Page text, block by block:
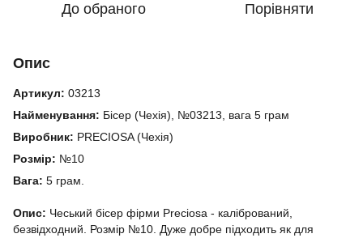
До обраного Порівняти
Опис
Артикул: 03213
Найменування: Бісер (Чехія), №03213, вага 5 грам
Виробник: PRECIOSA (Чехія)
Розмір: №10
Вага: 5 грам.
Опис: Чеський бісер фірми Preciosa - калібрований,
безвідходний. Розмір №10. Дуже добре підходить як для